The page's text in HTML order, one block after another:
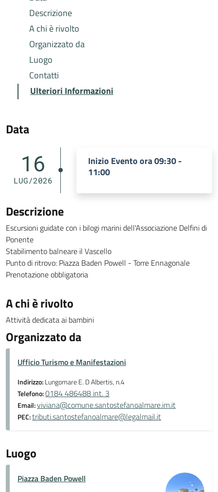
Descrizione
A chi è rivolto
Organizzato da
Luogo
Contatti
Ulteriori Informazioni
Data
16
LUG/2026
Inizio Evento ora 09:30 -
11:00
Descrizione
Escursioni guidate con i bilogi marini dell'Associazione Delfini di
Ponente
Stabilimento balneare il Vascello
Punto di ritrovo: Piazza Baden Powell - Torre Ennagonale
Prenotazione obbligatoria
A chi è rivolto
Attività dedicata ai bambini
Organizzato da
Ufficio Turismo e Manifestazioni
Indirizzo:Lungomare E. D Albertis, n.4
Telefono:0184 486488 int. 3
Email:viviana@comune.santostefanoalmare.im.it
PEC:tributi.santostefanoalmare@legalmail.it
Luogo
Piazza Baden Powell